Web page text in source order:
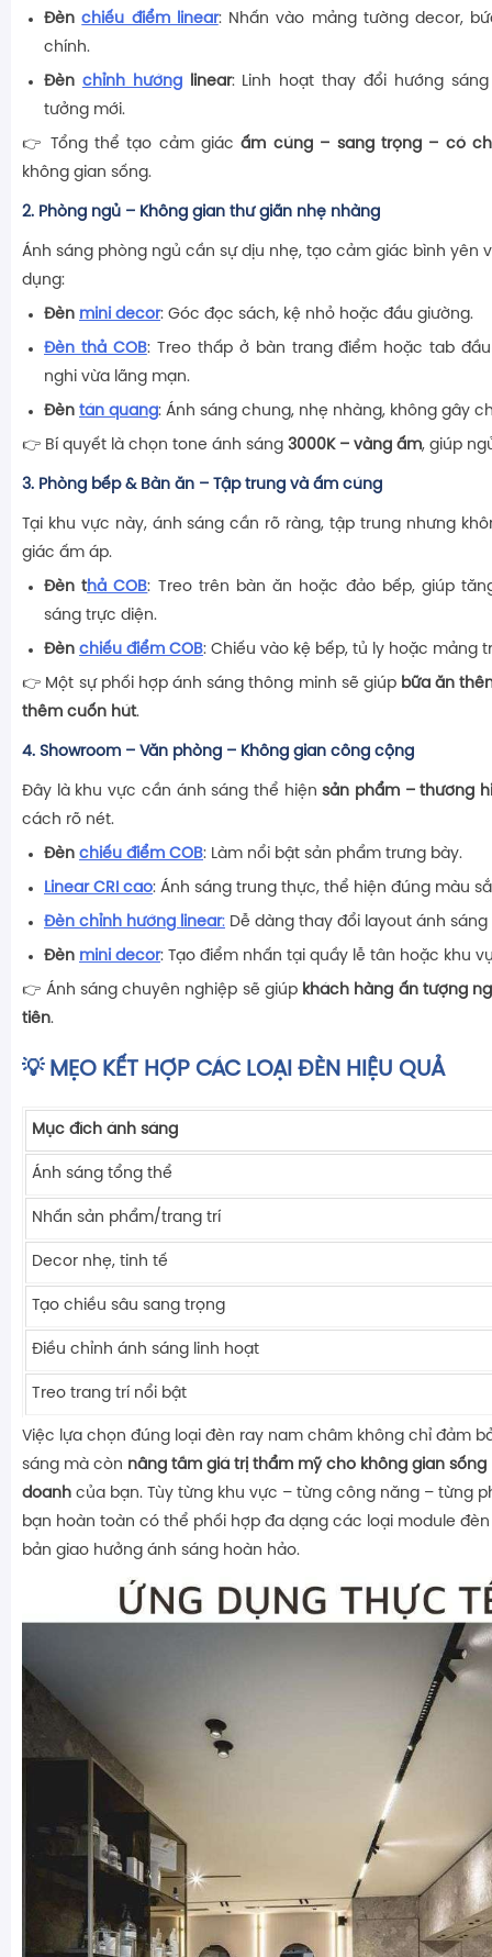
Đènchiếu điểm linear: Nhấn vào mảng tường decor,
chính.
Đèn chỉnh hướnglinear: Linh hoạt thay đổi hướng
tưởng mới.
👉 Tổng thể tạo cảm giácấm cúng – sang trọng – có
không gian sống.
2. Phòng ngủ – Không gian thư giãn nhẹ nhàng
Ánh sáng phòng ngủ cần sự dịu nhẹ, tạo cảm giác bình yên
dụng:
Đèn mini decor: Góc đọc sách, kệ nhỏ hoặc đầu giường.
Đèn thả COB: Treo thấp ở bàn trang điểm hoặc tab
nghi vừa lãng mạn.
Đèn tán quang: Ánh sáng chung, nhẹ nhàng, không gây
👉 Bí quyết là chọn tone ánh sáng 3000K – vàng ấm, giúp
3. Phòng bếp & Bàn ăn – Tập trung và ấm cúng
Tại khu vực này, ánh sáng cần rõ ràng, tập trung nhưng
giác ấm áp.
Đèn thả COB: Treo trên bàn ăn hoặc đảo bếp, giúp
sáng trực diện.
Đèn chiếu điểm COB: Chiếu vào kệ bếp, tủ ly hoặc mảng
👉 Một sự phối hợp ánh sáng thông minh sẽ giúp bữa ăn
thêm cuốn hút.
4. Showroom – Văn phòng – Không gian công cộng
Đây là khu vực cần ánh sáng thể hiệnsản phẩm – thương
cách rõ nét.
Đèn chiếu điểm COB: Làm nổi bật sản phẩm trưng bày.
Linear CRI cao: Ánh sáng trung thực, thể hiện đúng màu
Đèn chỉnh hướng linear: Dễ dàng thay đổi layout ánh
Đèn mini decor: Tạo điểm nhấn tại quầy lễ tân hoặc khu
👉 Ánh sáng chuyên nghiệp sẽ giúp khách hàng ấn tượng
tiên.
💡 MẸO KẾT HỢP CÁC LOẠI ĐÈN HIỆU QUẢ
Mục đích ánh sáng
Ánh sáng tổng thể
Nhấn sản phẩm/trang trí
Decor nhẹ, tinh tế
Tạo chiều sâu sang trọng
Điều chỉnh ánh sáng linh hoạt
Treo trang trí nổi bật
Việc lựa chọn đúng loại đèn ray nam châm không chỉ đảm
sáng mà còn nâng tầm giá trị thẩm mỹ cho không gian sống
doanh của bạn. Tùy từng khu vực – từng công năng – từng
bạn hoàn toàn có thể phối hợp đa dạng các loại module
bản giao hưởng ánh sáng hoàn hảo.